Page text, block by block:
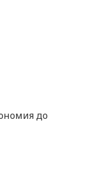
до